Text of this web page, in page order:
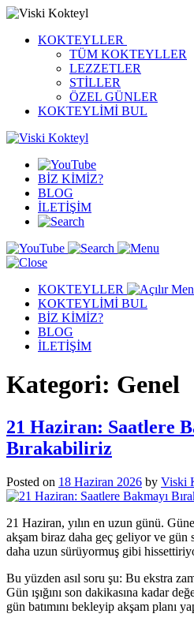
KOKTEYLLER
TÜM KOKTEYLLER
LEZZETLER
STİLLER
ÖZEL GÜNLER
KOKTEYLİMİ BUL
BİZ KİMİZ?
BLOG
İLETİŞİM
KOKTEYLLER
KOKTEYLİMİ BUL
BİZ KİMİZ?
BLOG
İLETİŞİM
Kategori: Genel
21 Haziran: Saatlere
Bırakabiliriz
Posted on 18 Haziran 2026 by Viski
21 Haziran, yılın en uzun günü.
akşam biraz daha geç geliyor ve gün
daha uzun sürüyormuş gibi
Bu yüzden asıl soru şu: Bu ekstra
Gün ışığını son dakikasına kadar
gün batımını bekleyip akşam planı